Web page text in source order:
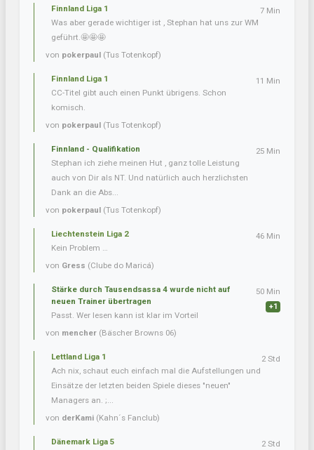
Finnland Liga 1
Was aber gerade wichtiger ist , Stephan hat uns zur WM
geführt.🤩🤩🤩
von pokerpaul (Tus Totenkopf)
7 Min
Finnland Liga 1
CC-Titel gibt auch einen Punkt übrigens. Schon
komisch.
von pokerpaul (Tus Totenkopf)
11 Min
Finnland - Qualifikation
Stephan ich ziehe meinen Hut , ganz tolle Leistung
auch von Dir als NT. Und natürlich auch herzlichsten
Dank an die Abs...
von pokerpaul (Tus Totenkopf)
25 Min
Liechtenstein Liga 2
Kein Problem …
von Gress (Clube do Maricá)
46 Min
Stärke durch Tausendsassa 4 wurde nicht auf
neuen Trainer übertragen
Passt. Wer lesen kann ist klar im Vorteil
von mencher (Bäscher Browns 06)
50 Min
+1
Lettland Liga 1
Ach nix, schaut euch einfach mal die Aufstellungen und
Einsätze der letzten beiden Spiele dieses "neuen"
Managers an. ;...
von derKami (Kahn´s Fanclub)
2 Std
Dänemark Liga 5
2 Std